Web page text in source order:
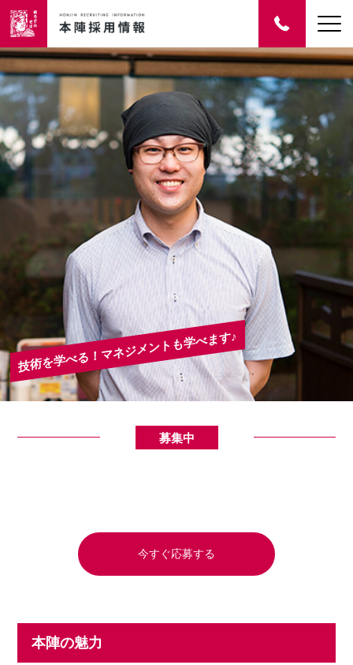
トも学べます♪ 創業40年以上の安定企
募集中
今すぐ応募する
本陣の魅力